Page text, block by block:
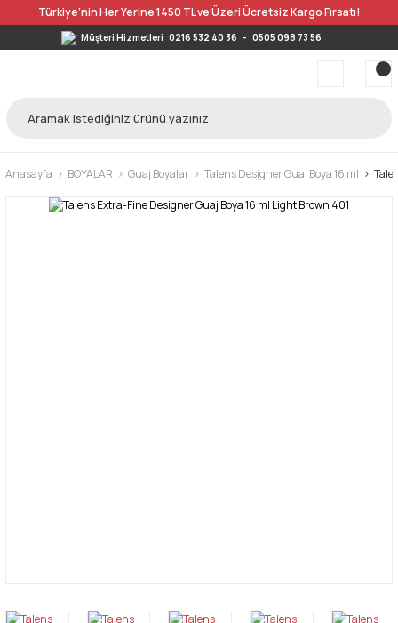
Türkiye’nin Her Yerine 1450 TL ve Üzeri Ücretsiz Kargo Fırsatı!
Müşteri Hizmetleri 0216 532 40 36 - 0505 098 73 56
Anasayfa BOYALAR Guaj Boyalar Talens Designer Guaj Boya 16 ml